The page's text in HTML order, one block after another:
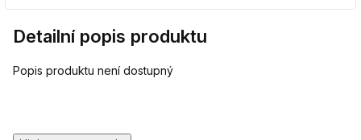
Detailní popis produktu
Popis produktu není dostupný